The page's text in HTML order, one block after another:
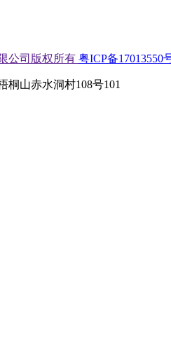
公司版权所有 粤ICP备17013550
桐山赤水洞村108号101